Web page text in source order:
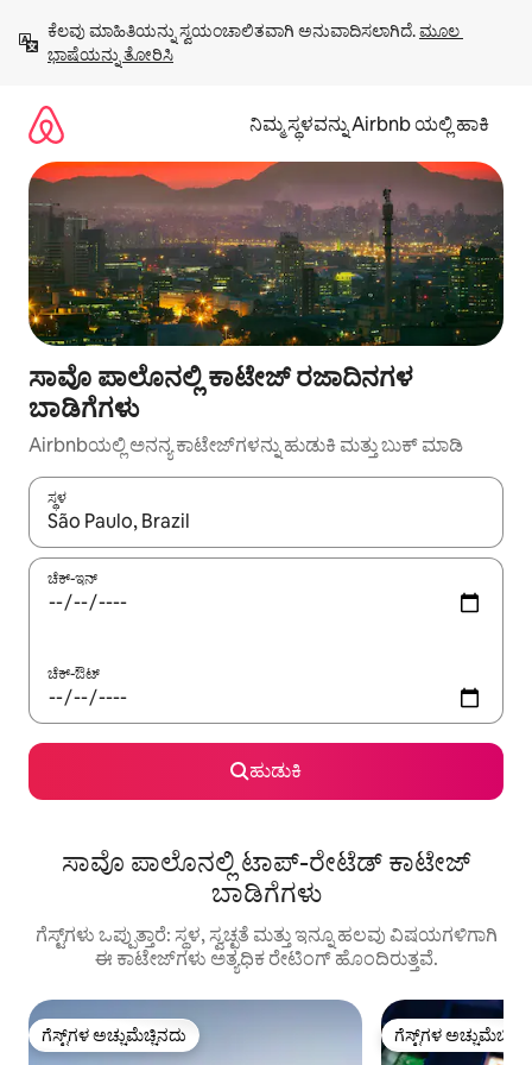
ಹೋಗಿ
ಕೆಲವು ಮಾಹಿತಿಯನ್ನು ಸ್ವಯಂಚಾಲಿತವಾಗಿ ಅನುವಾದಿಸಲಾಗಿದೆ. ಮೂಲ
ಭಾಷೆಯನ್ನು ತೋರಿಸಿ
ನಿಮ್ಮ ಸ್ಥಳವನ್ನು Airbnb ಯಲ್ಲಿ ಹಾಕಿ
ಸಾವೊ ಪಾಲೊನಲ್ಲಿ ಕಾಟೇಜ್ ರಜಾದಿನಗಳ
ಬಾಡಿಗೆಗಳು
Airbnbಯಲ್ಲಿ ಅನನ್ಯ ಕಾಟೇಜ್‌ಗಳನ್ನು ಹುಡುಕಿ ಮತ್ತು ಬುಕ್ ಮಾಡಿ
ಸ್ಥಳ
ಫಲಿತಾಂಶಗಳು ಲಭ್ಯವಿರುವಾಗ, ಅಪ್ ಮತ್ತು ಡೌನ್ ಬಾಣದ ಕೀಲಿಗಳೊಂದಿಗೆ
ಚೆಕ್-ಇನ್
ಚೆಕ್-ಔಟ್
ಹುಡುಕಿ
ಸಾವೊ ಪಾಲೊನಲ್ಲಿ ಟಾಪ್-ರೇಟೆಡ್ ಕಾಟೇಜ್
ಬಾಡಿಗೆಗಳು
ಗೆಸ್ಟ್‌ಗಳು ಒಪ್ಪುತ್ತಾರೆ: ಸ್ಥಳ, ಸ್ವಚ್ಛತೆ ಮತ್ತು ಇನ್ನೂ ಹಲವು ವಿಷಯಗಳಿಗಾಗಿ
ಈ ಕಾಟೇಜ್‌ಗಳು ಅತ್ಯಧಿಕ ರೇಟಿಂಗ್‌ ಹೊಂದಿರುತ್ತವೆ.
ಗೆಸ್ಟ್‌ಗಳ ಅಚ್ಚುಮೆಚ್ಚಿನದು
ಗೆಸ್ಟ್‌ಗಳ ಅಚ್ಚುಮೆಚ್ಚಿನದು ಗೆಸ್ಟ್‌ಗಳ
ಗೆಸ್ಟ್‌ಗಳ